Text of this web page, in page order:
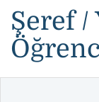
Şeref /